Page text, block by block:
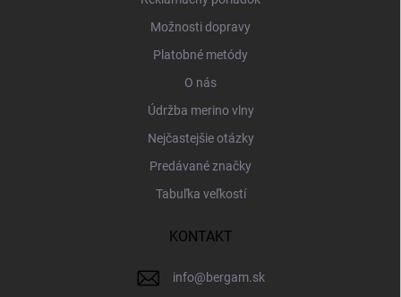
Možnosti dopravy
Platobné metódy
O nás
Údržba merino vlny
Nejčastejšie otázky
Predávané značky
Tabuľka veľkostí
KONTAKT
info@bergam.sk